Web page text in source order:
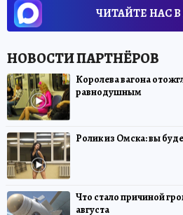
ЧИТАЙТЕ НАС
Королева вагона
равнодушным
Ролик из Омска: вы
Что стало причиной
августа